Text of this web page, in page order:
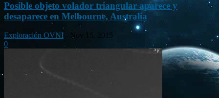
Posible objeto volador triangular aparece y
desaparece en Melbourne, Australia
Exploración OVNI - Nov 15, 2015
0